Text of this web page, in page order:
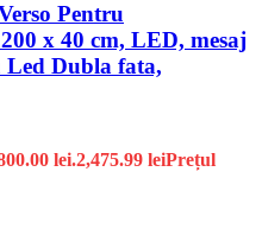
Pentru
x 40 cm, LED, mesaj
Dubla fata,
lei.2,475.99 leiPrețul